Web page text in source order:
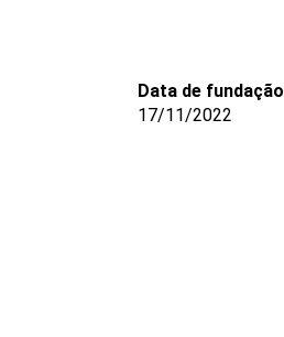
Data de fundação
17/11/2022